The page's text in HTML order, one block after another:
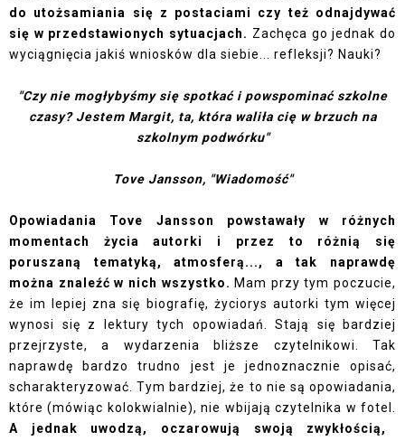
do utożsamiania się z postaciami czy też odnajdywać
się w przedstawionych sytuacjach. Zachęca go jednak do
wyciągnięcia jakiś wniosków dla siebie... refleksji? Nauki?
"Czy nie mogłybyśmy się spotkać i powspominać szkolne
czasy? Jestem Margit, ta, która waliła cię w brzuch na
szkolnym podwórku"
Tove Jansson, "Wiadomość"
Opowiadania Tove Jansson powstawały w różnych
momentach życia autorki i przez to różnią się
poruszaną tematyką, atmosferą..., a tak naprawdę
można znaleźć w nich wszystko. Mam przy tym poczucie,
że im lepiej zna się biografię, życiorys autorki tym więcej
wynosi się z lektury tych opowiadań. Stają się bardziej
przejrzyste, a wydarzenia bliższe czytelnikowi. Tak
naprawdę bardzo trudno jest je jednoznacznie opisać,
scharakteryzować. Tym bardziej, że to nie są opowiadania,
które (mówiąc kolokwialnie), nie wbijają czytelnika w fotel.
A jednak uwodzą, oczarowują swoją zwykłością,